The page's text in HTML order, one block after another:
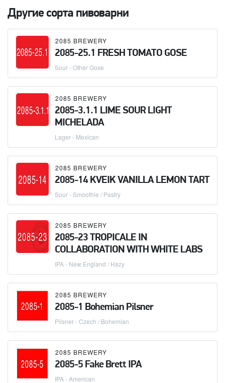
Другие сорта пивоварни
2085 BREWERY
2085-25.1 FRESH TOMATO GOSE
Sour - Other Gose
2085 BREWERY
2085-3.1.1 LIME SOUR LIGHT
MICHELADA
Lager - Mexican
2085 BREWERY
2085-14 KVEIK VANILLA LEMON TART
Sour - Smoothie / Pastry
2085 BREWERY
2085-23 TROPICALE IN
COLLABORATION WITH WHITE LABS
IPA - New England / Hazy
2085 BREWERY
2085-1 Bohemian Pilsner
Pilsner - Czech / Bohemian
2085 BREWERY
2085-5 Fake Brett IPA
IPA - American